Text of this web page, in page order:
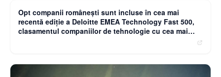
Opt companii românești sunt incluse în cea mai
recentă ediție a Deloitte EMEA Technology Fast 500,
clasamentul companiilor de tehnologie cu cea mai